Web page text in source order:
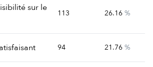
sur le
113 26.16 %
94 21.76 %